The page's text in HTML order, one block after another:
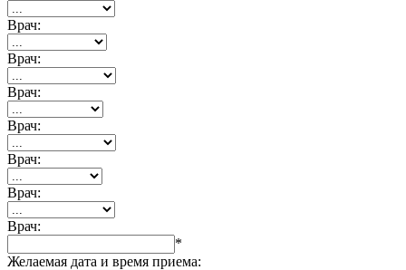
Врач:
Врач:
Врач:
Врач:
Врач:
Врач:
Врач:
*
Желаемая дата и время приема: